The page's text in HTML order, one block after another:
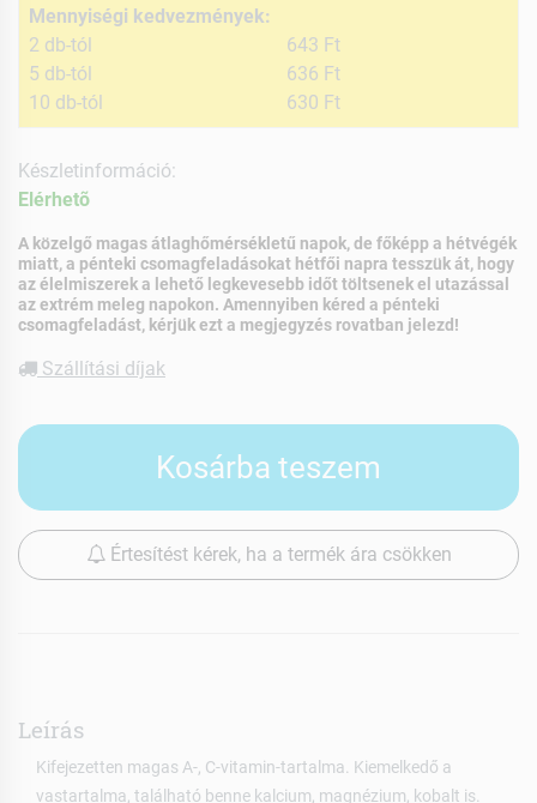
Mennyiségi kedvezmények:
2 db-tól
643 Ft
5 db-tól
636 Ft
10 db-tól
630 Ft
Készletinformáció:
Elérhetõ
A közelgő magas átlaghőmérsékletű napok, de főképp a hétvégék
miatt, a pénteki csomagfeladásokat hétfői napra tesszük át, hogy
az élelmiszerek a lehető legkevesebb időt töltsenek el utazással
az extrém meleg napokon. Amennyiben kéred a pénteki
csomagfeladást, kérjük ezt a megjegyzés rovatban jelezd!
Szállítási díjak
Kosárba teszem
Értesítést kérek, ha a termék ára csökken
Leírás
Kifejezetten magas A-, C-vitamin-tartalma. Kiemelkedő a
vastartalma, található benne kalcium, magnézium, kobalt is.